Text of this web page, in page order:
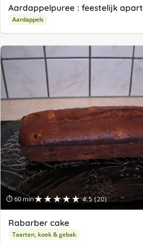
Aardappelpuree : feestelijk apart
Aardappels
⏱ 60 min★★★★★ 4.5 (20)
Rabarber cake
Taarten, koek & gebak